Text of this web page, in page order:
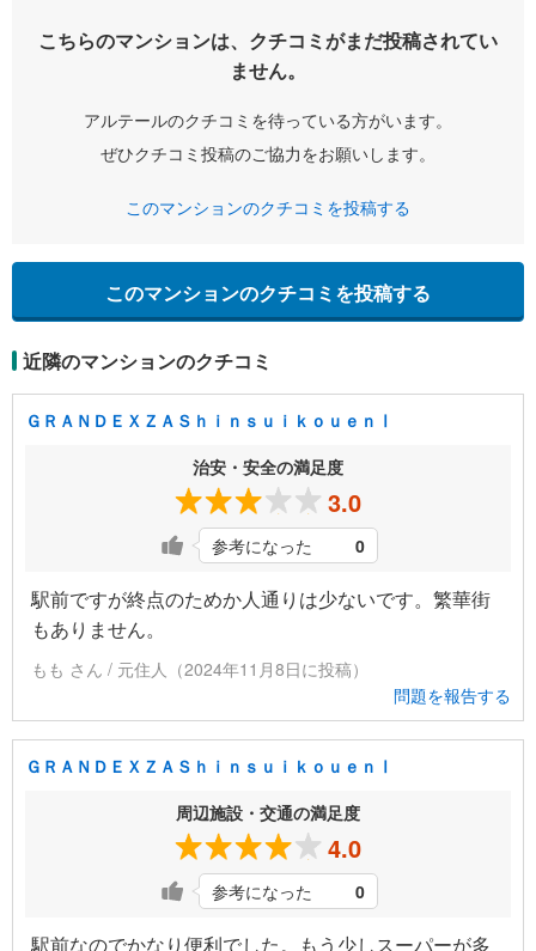
こちらのマンションは、クチコミがまだ投稿されてい
ません。
アルテールのクチコミを待っている方がいます。
ぜひクチコミ投稿のご協力をお願いします。
このマンションのクチコミを投稿する
このマンションのクチコミを投稿する
近隣のマンションのクチコミ
ＧＲＡＮＤＥＸＺＡＳｈｉｎｓｕｉｋｏｕｅｎⅠ
治安・安全の満足度
3.0
参考になった 0
駅前ですが終点のためか人通りは少ないです。繁華街
もありません。
もも さん / 元住人（2024年11月8日に投稿）
問題を報告する
ＧＲＡＮＤＥＸＺＡＳｈｉｎｓｕｉｋｏｕｅｎⅠ
周辺施設・交通の満足度
4.0
参考になった 0
駅前なのでかなり便利でした。もう少しスーパーが多